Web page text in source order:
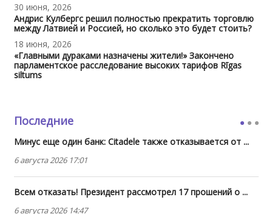
30 июня, 2026
Андрис Кулбергс решил полностью прекратить торговлю
между Латвией и Россией, но сколько это будет стоить?
18 июня, 2026
«Главными дураками назначены жители!» Закончено
парламентское расследование высоких тарифов Rīgas
siltums
Последние
Минус еще один банк: Citadele также отказывается от ...
6 августа 2026 17:01
Всем отказать! Президент рассмотрел 17 прошений о ...
6 августа 2026 14:47